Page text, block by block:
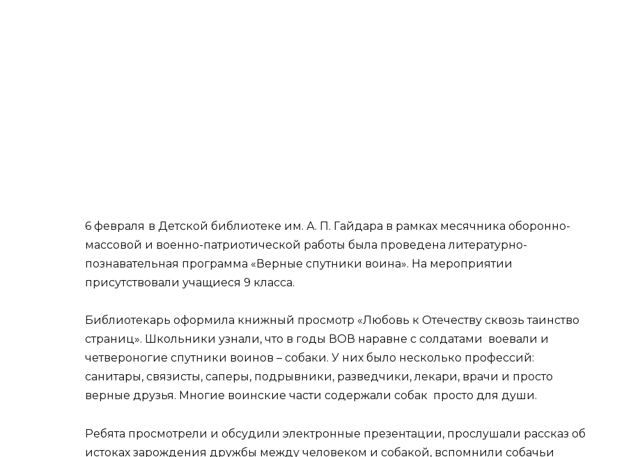
6 февраля в Детской библиотеке им. А. П. Гайдара в рамках месячника оборонно-
массовой и военно-патриотической работы была проведена литературно-
познавательная программа «Верные спутники воина». На мероприятии
присутствовали учащиеся 9 класса.
Библиотекарь оформила книжный просмотр «Любовь к Отечеству сквозь таинство
страниц». Школьники узнали, что в годы ВОВ наравне с солдатами воевали и
четвероногие спутники воинов – собаки. У них было несколько профессий:
санитары, связисты, саперы, подрывники, разведчики, лекари, врачи и просто
верные друзья. Многие воинские части содержали собак просто для души.
Ребята просмотрели и обсудили электронные презентации, прослушали рассказ об
истоках зарождения дружбы между человеком и собакой, вспомнили собачьи